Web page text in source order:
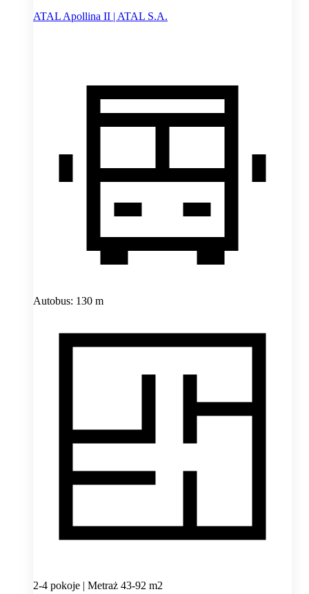
ATAL Apollina II | ATAL S.A.
Autobus: 130 m
2-4 pokoje | Metraż 43-92 m2